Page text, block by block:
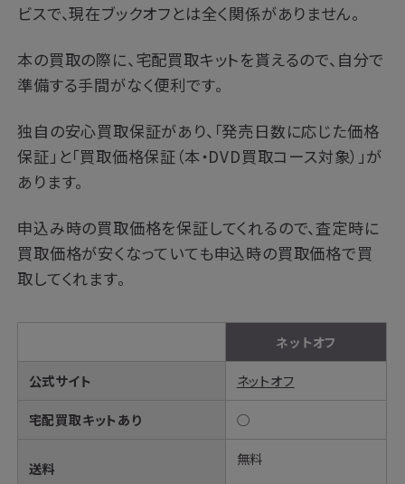
ビスで、現在ブックオフとは全く関係がありません。
本の買取の際に、宅配買取キットを貰えるので、自分で
準備する手間がなく便利です。
独自の安心買取保証があり、「発売日数に応じた価格
保証」と「買取価格保証（本・DVD買取コース対象）」が
あります。
申込み時の買取価格を保証してくれるので、査定時に
買取価格が安くなっていても申込時の買取価格で買
取してくれます。
ネットオフ
公式サイト ネットオフ
宅配買取キットあり ◯
送料
無料